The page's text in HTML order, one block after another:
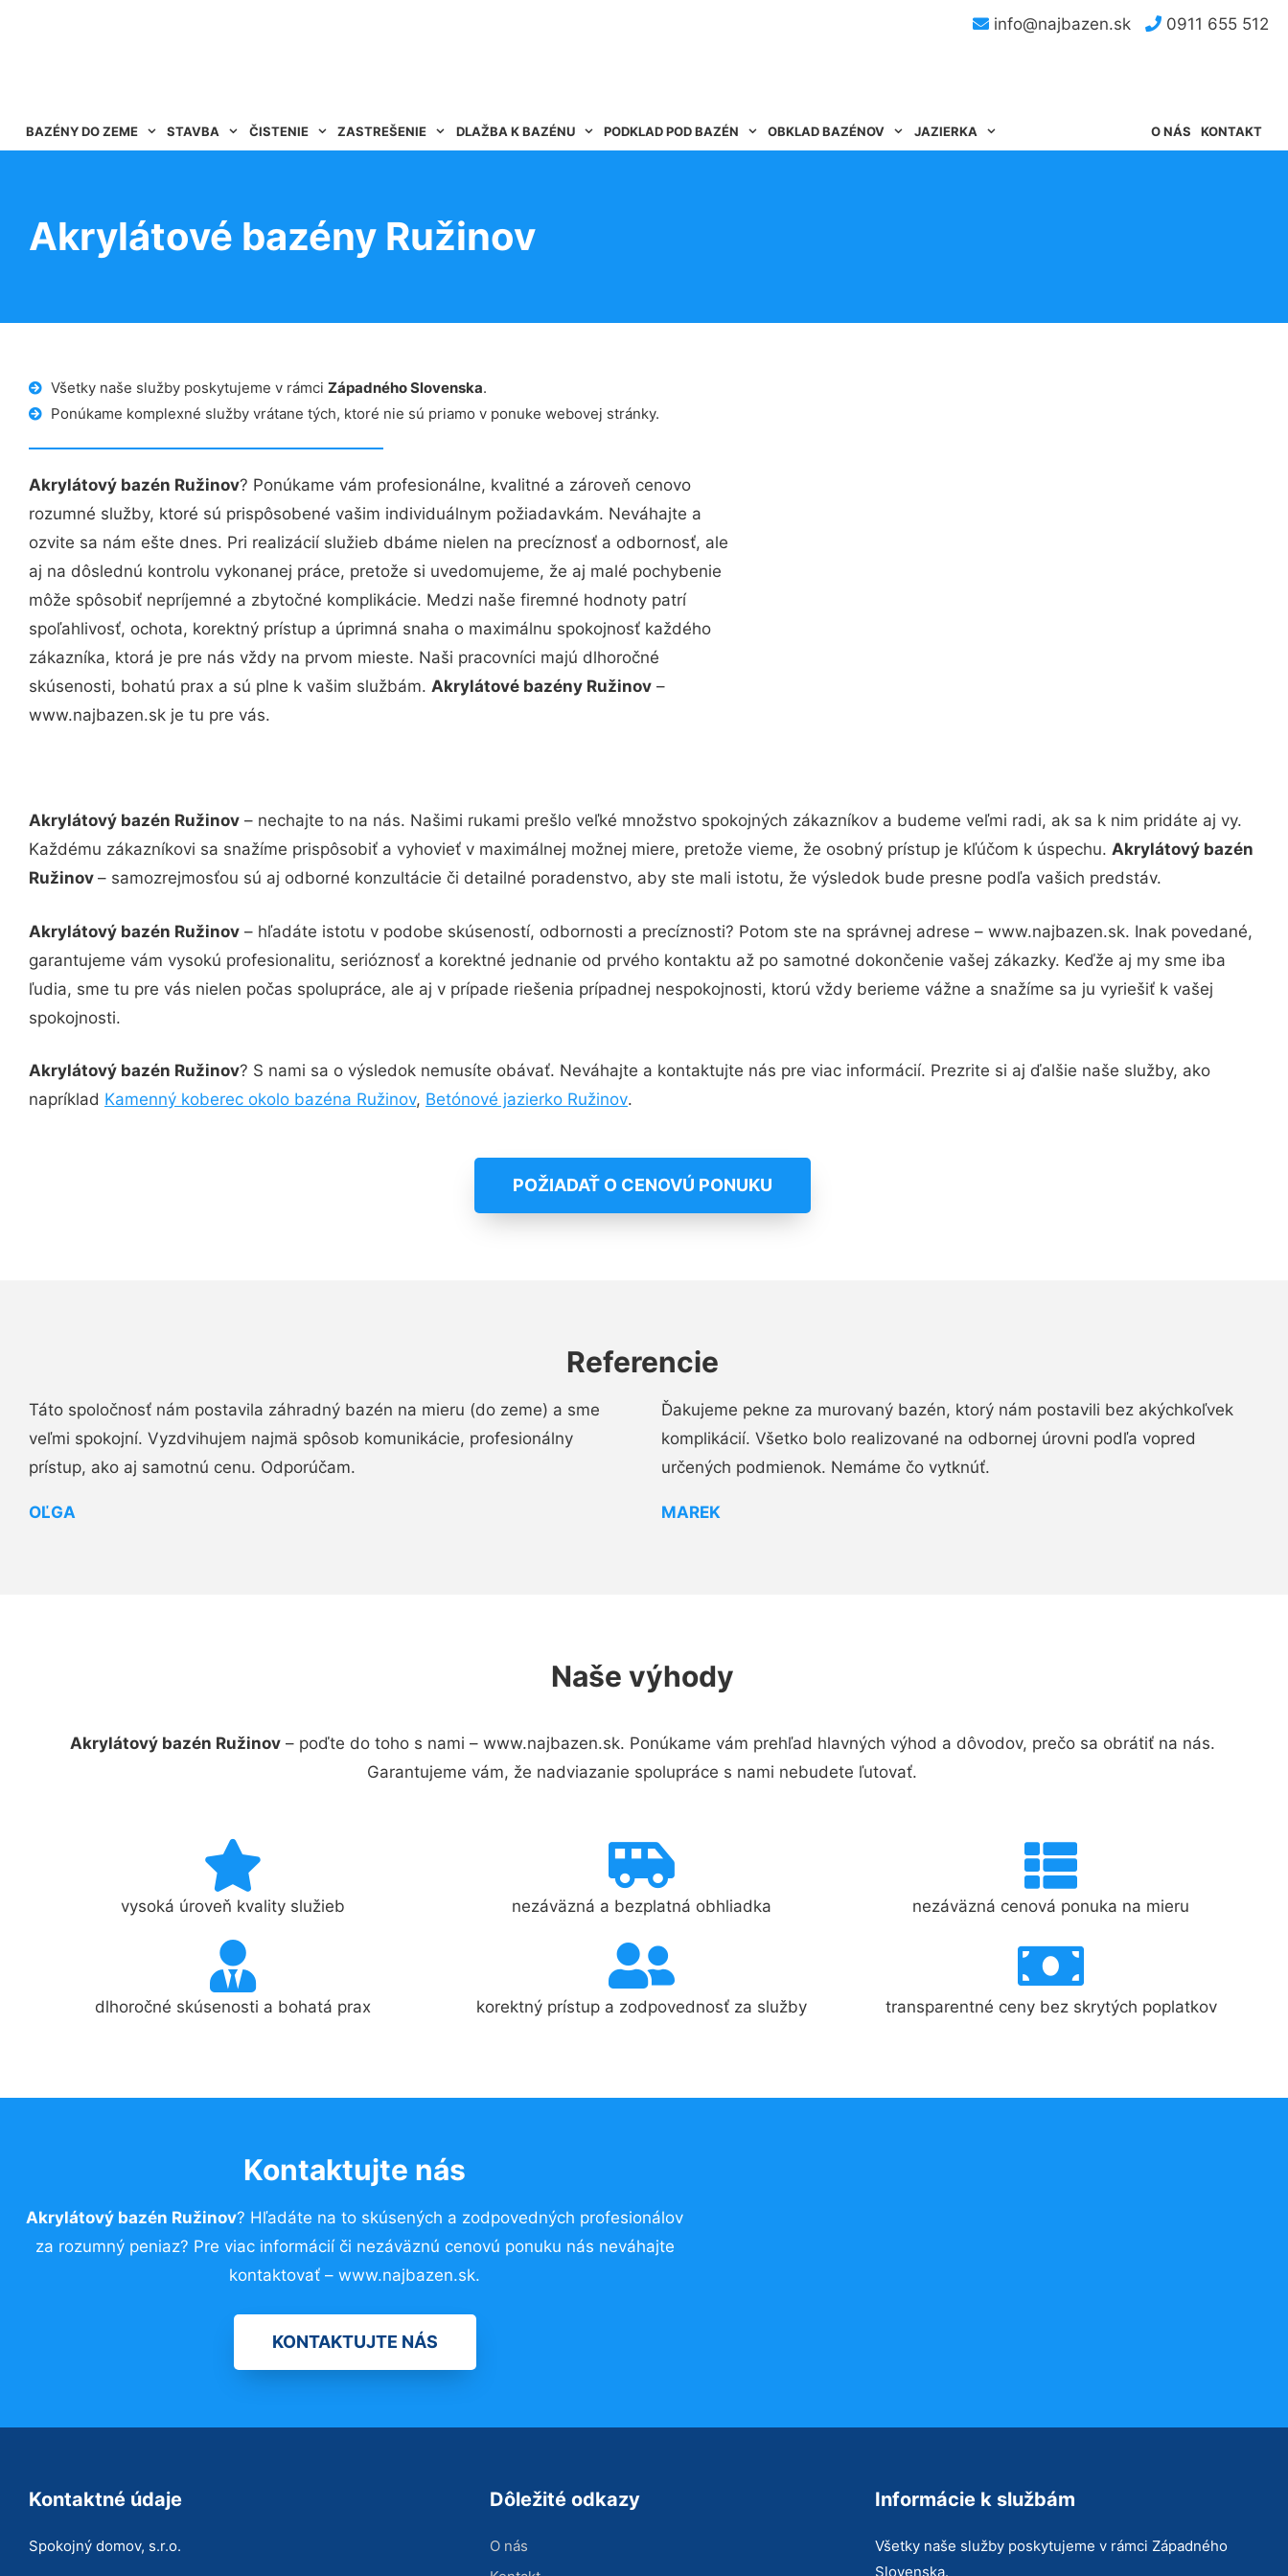
info@najbazen.sk 0911 655 512
BAZÉNY DO ZEME STAVBA ČISTENIE ZASTREŠENIE DLAŽBA K BAZÉNU PODKLAD POD BAZÉN OBKLAD BAZÉNOV JAZIERKA KONTAKT
O NÁS
Akrylátové bazény Ružinov
Všetky naše služby poskytujeme v rámci Západného Slovenska.
Ponúkame komplexné služby vrátane tých, ktoré nie sú priamo v ponuke webovej stránky.
Akrylátový bazén Ružinov? Ponúkame vám profesionálne, kvalitné a zároveň cenovo
rozumné služby, ktoré sú prispôsobené vašim individuálnym požiadavkám. Neváhajte a
ozvite sa nám ešte dnes. Pri realizácií služieb dbáme nielen na precíznosť a odbornosť, ale
aj na dôslednú kontrolu vykonanej práce, pretože si uvedomujeme, že aj malé pochybenie
môže spôsobiť nepríjemné a zbytočné komplikácie. Medzi naše firemné hodnoty patrí
spoľahlivosť, ochota, korektný prístup a úprimná snaha o maximálnu spokojnosť každého
zákazníka, ktorá je pre nás vždy na prvom mieste. Naši pracovníci majú dlhoročné
skúsenosti, bohatú prax a sú plne k vašim službám. Akrylátové bazény Ružinov –
www.najbazen.sk je tu pre vás.
Akrylátový bazén Ružinov – nechajte to na nás. Našimi rukami prešlo veľké množstvo spokojných zákazníkov a budeme veľmi radi, ak sa k nim pridáte aj vy.
Každému zákazníkovi sa snažíme prispôsobiť a vyhovieť v maximálnej možnej miere, pretože vieme, že osobný prístup je kľúčom k úspechu. Akrylátový bazén
Ružinov – samozrejmosťou sú aj odborné konzultácie či detailné poradenstvo, aby ste mali istotu, že výsledok bude presne podľa vašich predstáv.
Akrylátový bazén Ružinov – hľadáte istotu v podobe skúseností, odbornosti a precíznosti? Potom ste na správnej adrese – www.najbazen.sk. Inak povedané,
garantujeme vám vysokú profesionalitu, serióznosť a korektné jednanie od prvého kontaktu až po samotné dokončenie vašej zákazky. Keďže aj my sme iba
ľudia, sme tu pre vás nielen počas spolupráce, ale aj v prípade riešenia prípadnej nespokojnosti, ktorú vždy berieme vážne a snažíme sa ju vyriešiť k vašej
spokojnosti.
Akrylátový bazén Ružinov? S nami sa o výsledok nemusíte obávať. Neváhajte a kontaktujte nás pre viac informácií. Prezrite si aj ďalšie naše služby, ako
napríklad Kamenný koberec okolo bazéna Ružinov, Betónové jazierko Ružinov.
POŽIADAŤ O CENOVÚ PONUKU
Referencie
Táto spoločnosť nám postavila záhradný bazén na mieru (do zeme) a sme
veľmi spokojní. Vyzdvihujem najmä spôsob komunikácie, profesionálny
prístup, ako aj samotnú cenu. Odporúčam.
OĽGA
Ďakujeme pekne za murovaný bazén, ktorý nám postavili bez akýchkoľvek
komplikácií. Všetko bolo realizované na odbornej úrovni podľa vopred
určených podmienok. Nemáme čo vytknúť.
MAREK
Naše výhody
Akrylátový bazén Ružinov– poďte do toho s nami – www.najbazen.sk. Ponúkame vám prehľad hlavných výhod a dôvodov, prečo sa obrátiť na nás.
Garantujeme vám, že nadviazanie spolupráce s nami nebudete ľutovať.
vysoká úroveň kvality služieb nezáväzná a bezplatná obhliadka nezáväzná cenová ponuka na mieru
dlhoročné skúsenosti a bohatá prax korektný prístup a zodpovednosť za služby transparentné ceny bez skrytých poplatkov
Kontaktujte nás
Akrylátový bazén Ružinov? Hľadáte na to skúsených a zodpovedných profesionálov
za rozumný peniaz? Pre viac informácií či nezáväznú cenovú ponuku nás neváhajte
kontaktovať – www.najbazen.sk.
KONTAKTUJTE NÁS
Kontaktné údaje
Spokojný domov, s.r.o.
Dôležité odkazy
O nás
Informácie k službám
Všetky naše služby poskytujeme v rámci Západného
Slovenska.